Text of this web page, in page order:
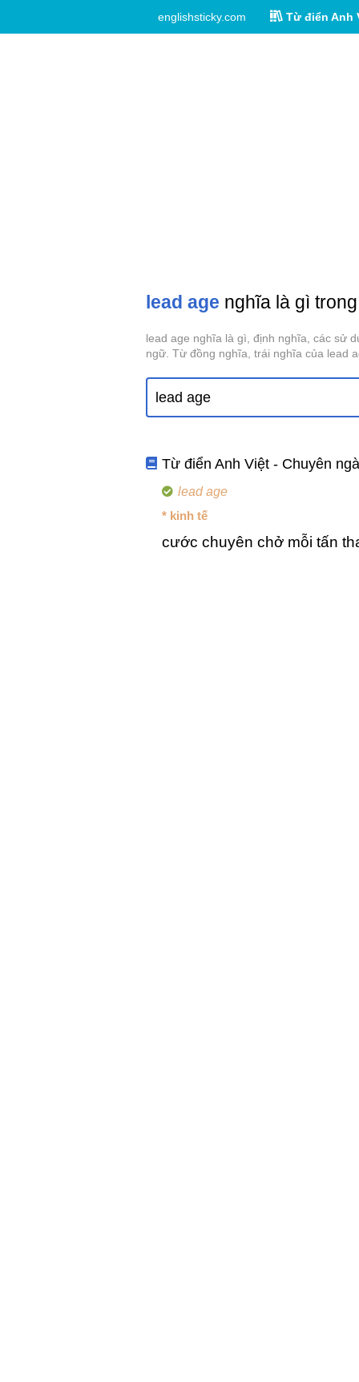
englishsticky.com Từ điển Anh
lead age nghĩa là gì
lead age nghĩa là gì, định nghĩa, các sử
ngữ. Từ đồng nghĩa, trái nghĩa của lead
Từ điển Anh Việt - Chuyên
lead age
* kinh tế
cước chuyên chở mỗi tấn